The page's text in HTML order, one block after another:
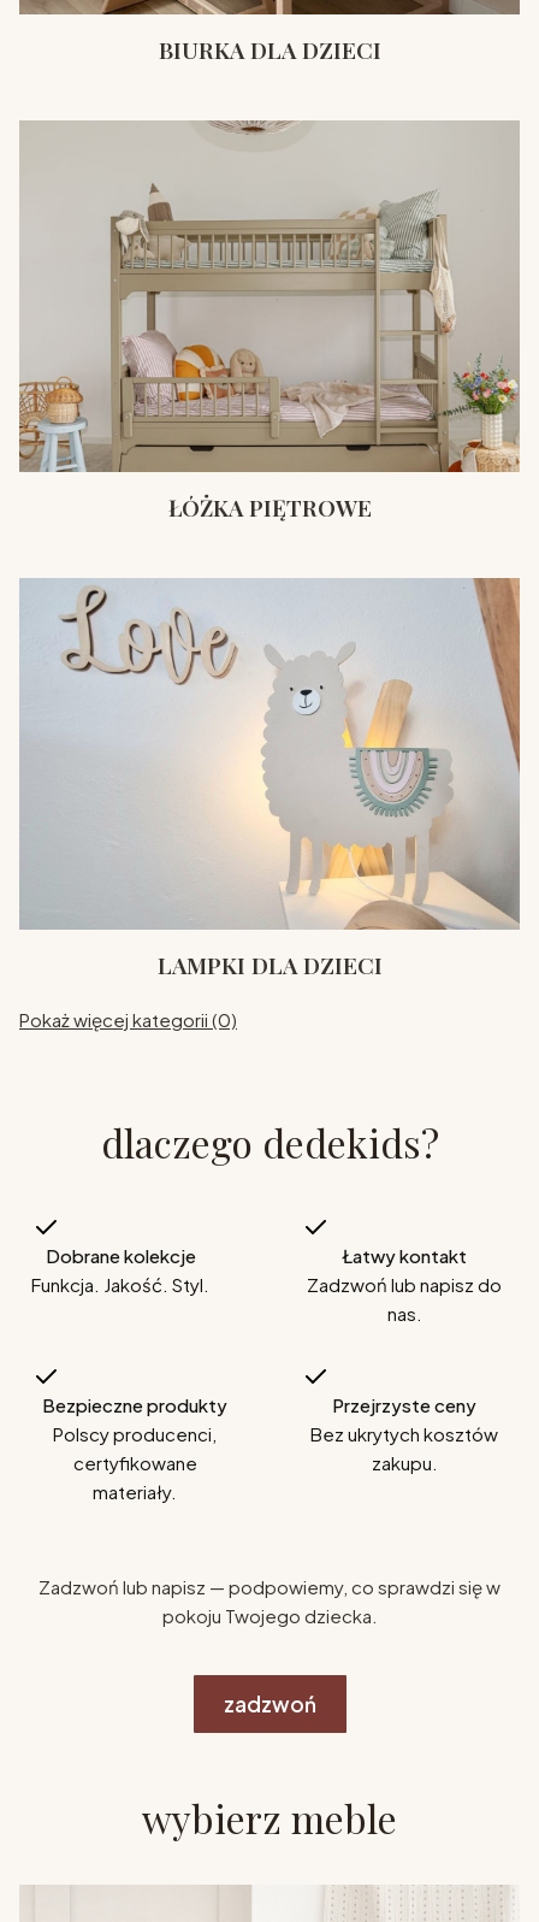
BIURKA DLA DZIECI
ŁÓŻKA PIĘTROWE
LAMPKI DLA DZIECI
Pokaż więcej kategorii (0)
dlaczego dedekids?
Dobrane kolekcje
Funkcja. Jakość. Styl.
Łatwy kontakt
Zadzwoń lub napisz do
nas.
Bezpieczne produkty
Polscy producenci,
certyfikowane
materiały.
Przejrzyste ceny
Bez ukrytych kosztów
zakupu.
Zadzwoń lub napisz — podpowiemy, co sprawdzi się w
pokoju Twojego dziecka.
zadzwoń
wybierz meble